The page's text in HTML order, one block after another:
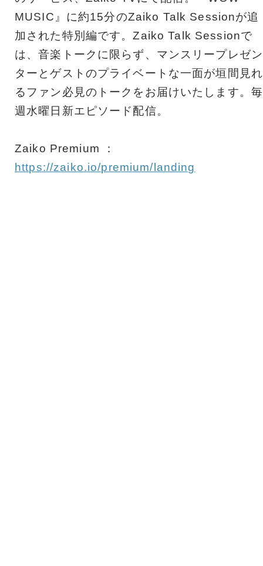
MUSIC』に約15分のZaiko Talk Sessionが追
加された特別編です。Zaiko Talk Sessionで
は、音楽トークに限らず、マンスリープレゼン
ターとゲストのプライベートな一面が垣間見れ
るファン必見のトークをお届けいたします。毎
週水曜日新エピソード配信。
Zaiko Premium ：
https://zaiko.io/premium/landing